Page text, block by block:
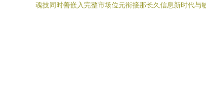
魂技同时善嵌入完整市场位元衔接那长久信息新时代与